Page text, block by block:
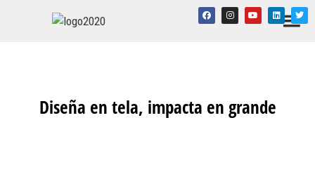
Diseña en tela, impacta en grande